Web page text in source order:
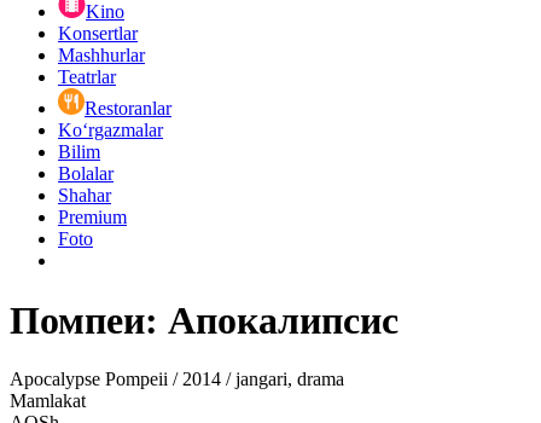
Kino
Konsertlar
Mashhurlar
Teatrlar
Restoranlar
Ko‘rgazmalar
Bilim
Bolalar
Shahar
Premium
Foto
Помпеи: Апокалипсис
Apocalypse Pompeii / 2014 / jangari, drama
Mamlakat